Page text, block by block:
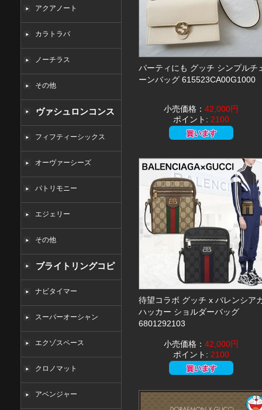
コピーアクアノート
カラトラバ
ノーチラス
その他
ヴァシュロンコンス
タンタンコピー
フィフティーシックス
オーヴァーシーズ
パトリモニー
エジェリー
その他
ブライトリングコピ
ー ナビタイマー
スーパーオーシャン
エクゾスペース
クロノマット
アベンジャー
パーティにも グッチ シンプルチ
ーンバッグ 615523CA00G1000
小売価格： 42,000円
ポイント: 2100
待望コラボ グッチ x バレンシア
ハッカー ショルダーバッグ
6801292103
小売価格： 42,000円
ポイント: 2100